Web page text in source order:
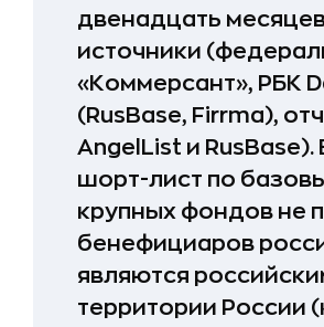
двенадцать
источники
«Коммерсант», РБК
(RusBase, Firrma),
AngelList и
шорт-лист по
крупных фондов не
бенефициаров
являются
территории России